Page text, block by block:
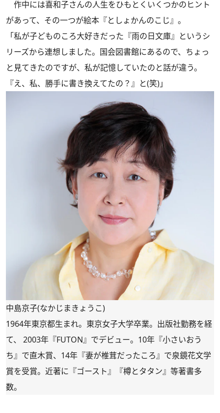
作中には喜和子さんの人生をひもとくいくつかのヒント
があって、その一つが絵本『としょかんのこじ』。
「私が子どものころ大好きだった『雨の日文庫』というシ
リーズから連想しました。国会図書館にあるので、ちょっ
と見てきたのですが、私が記憶していたのと話が違う。
『え、私、勝手に書き換えてたの？』と(笑)」
中島京子(なかじまきょうこ)
1964年東京都生まれ。東京女子大学卒業。出版社勤務を経
て、 2003年『FUTON』でデビュー。10年『小さいおう
ち』で直木賞、14年『妻が椎茸だったころ』で泉鏡花文学
賞を受賞。近著に『ゴースト』『樽とタタン』等著書多
数。